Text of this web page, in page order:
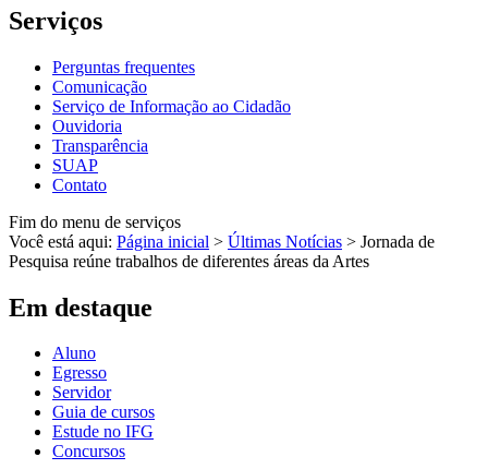
Serviços
Perguntas frequentes
Comunicação
Serviço de Informação ao Cidadão
Ouvidoria
Transparência
SUAP
Contato
Fim do menu de serviços
Você está aqui: Página inicial > Últimas Notícias > Jornada de
Pesquisa reúne trabalhos de diferentes áreas da Artes
Em destaque
Aluno
Egresso
Servidor
Guia de cursos
Estude no IFG
Concursos